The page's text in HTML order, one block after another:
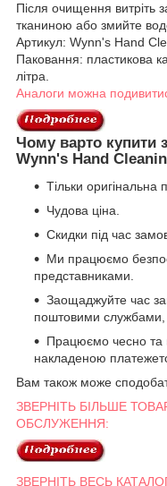
Після очищення витріть
тканиною або змийте
Артикул: Wynn's Hand
Паковання: пластикова
літра.
Аналоги можна
Чому варто купити
Wynn's Hand
Тільки оригінальна
Чудова ціна.
Скидки під час
Ми працюємо
представниками.
Заощаджуйте час
поштовими службами,
Працюємо чесно та
накладеною
Вам також може
ЗВЕРНІТЬ БІЛЬШЕ
ОБСЛУЖЕННЯ:
ЗВЕРНІТЬ ВЕСЬ